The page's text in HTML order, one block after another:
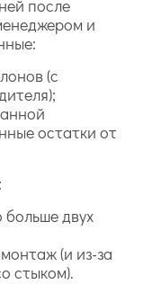
после
и
(с
остатки от
больше двух
(и из-за
стыком).